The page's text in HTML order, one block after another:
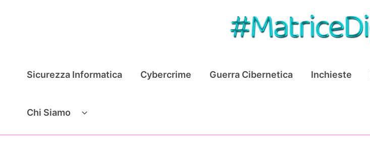
Sicurezza Informatica Cybercrime Guerra Cibernetica Inchieste
Chi Siamo